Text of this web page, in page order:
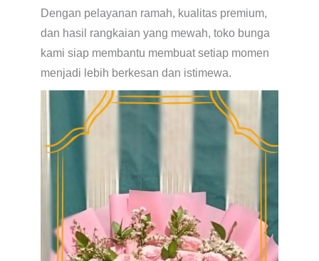
Dengan pelayanan ramah, kualitas premium,
dan hasil rangkaian yang mewah, toko bunga
kami siap membantu membuat setiap momen
menjadi lebih berkesan dan istimewa.